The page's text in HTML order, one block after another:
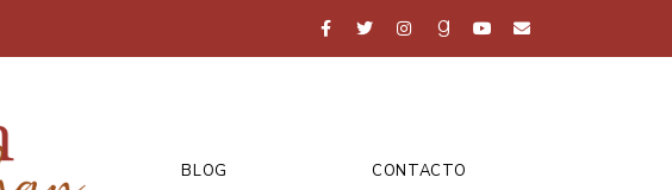
BLOG CONTACTO